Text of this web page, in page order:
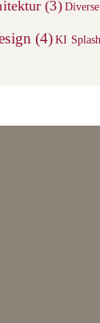
(3) Diverse
(4) KI